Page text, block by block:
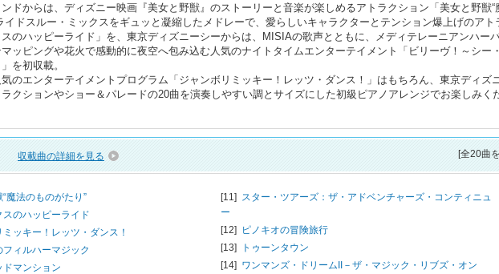
ドからは、ディズニー映画『美女と野獣』のストーリーと音楽が楽しめるアトラクション「美女と野獣“
イドスルー・ミックスをギュッと凝縮したメドレーで、愛らしいキャラクターとテンション爆上げのアト
スのハッピーライド」を、東京ディズニーシーからは、MISIAの歌声とともに、メディテレーニアンハー
ッピングや花火で感動的に夜空へ包み込む人気のナイトタイムエンターテイメント「ビリーヴ！～シー
を初収載。
のエンターテイメントプログラム「ジャンボリミッキー！レッツ・ダンス！」はもちろん、東京ディズ
クションやショー＆パレードの20曲を演奏しやすい調とサイズにした初級ピアノアレンジでお楽しみく
収載曲の詳細を見る [全20曲
魔法のものがたり”
スのハッピーライド
ミッキー！レッツ・ダンス！
フィルハーマジック
ドマンション
[11] スター・ツアーズ：ザ・アドベンチャーズ・コンティニュ
ー
[12] ピノキオの冒険旅行
[13]
トゥーンタウン
[14] ワンマンズ・ドリームII－ザ・マジック・リブズ・オン